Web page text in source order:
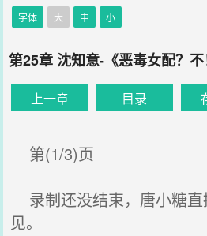
字体 大 中 小
第25章 沈知意-《恶毒女配？不
上一章 目录
第(1/3)页
录制还没结束，唐小糖直
见。